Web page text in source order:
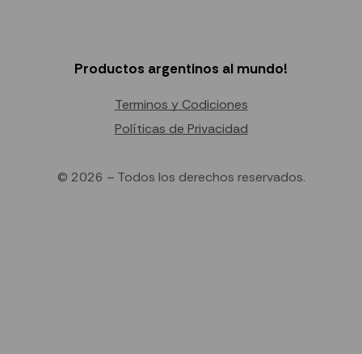
Productos argentinos al mundo!
Terminos y Codiciones
Políticas de Privacidad
© 2026 – Todos los derechos reservados.